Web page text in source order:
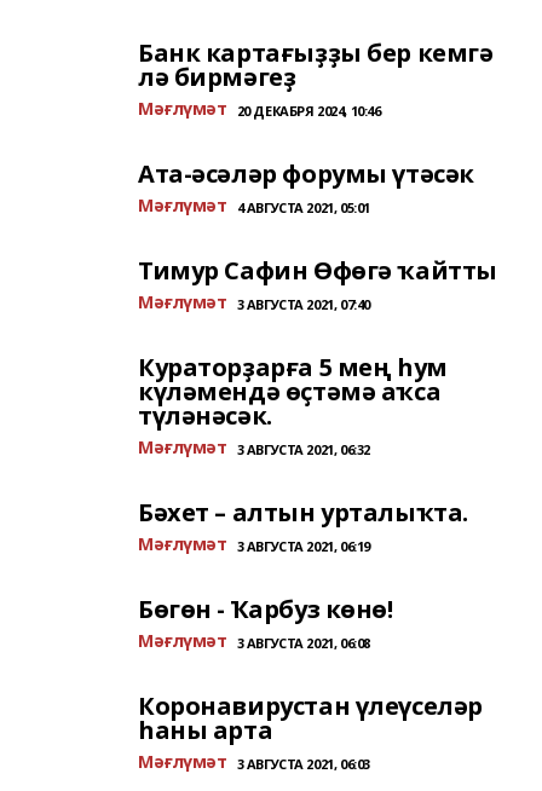
Банк картағыҙҙы бер кемгә
лә бирмәгеҙ
Мәғлүмәт 20 ДЕКАБРЯ 2024, 10:46
Ата-әсәләр форумы үтәсәк
Мәғлүмәт 4 АВГУСТА 2021, 05:01
Тимур Сафин Өфөгә ҡайтты
Мәғлүмәт 3 АВГУСТА 2021, 07:40
Кураторҙарға 5 мең һум
күләмендә өҫтәмә аҡса
түләнәсәк.
Мәғлүмәт 3 АВГУСТА 2021, 06:32
Бәхет – алтын урталыҡта.
Мәғлүмәт 3 АВГУСТА 2021, 06:19
Бөгөн - Ҡарбуз көнө!
Мәғлүмәт 3 АВГУСТА 2021, 06:08
Коронавирустан үлеүселәр
һаны арта
Мәғлүмәт 3 АВГУСТА 2021, 06:03